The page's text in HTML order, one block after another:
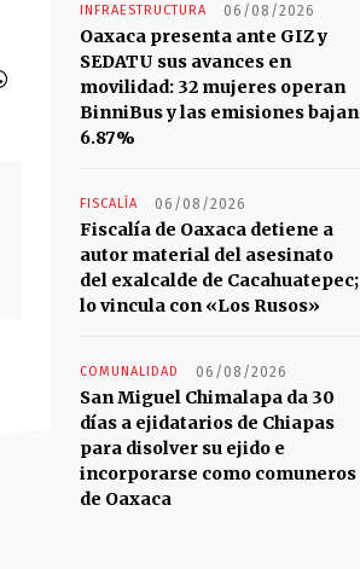
INFRAESTRUCTURA 06/08/2026
Oaxaca presenta ante GIZ y
SEDATU sus avances en
movilidad: 32 mujeres operan
BinniBus y las emisiones bajan
6.87%
FISCALÍA 06/08/2026
Fiscalía de Oaxaca detiene a
autor material del asesinato
del exalcalde de Cacahuatepec;
lo vincula con «Los Rusos»
COMUNALIDAD 06/08/2026
San Miguel Chimalapa da 30
días a ejidatarios de Chiapas
para disolver su ejido e
incorporarse como comuneros
de Oaxaca